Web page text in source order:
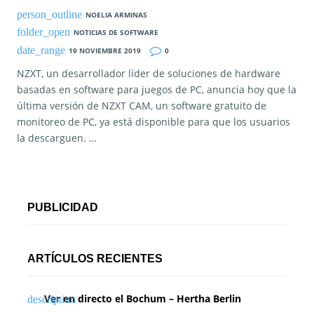
NOELIA ARMINAS
NOTICIAS DE SOFTWARE
19 NOVIEMBRE 2019
0
NZXT, un desarrollador líder de soluciones de hardware
basadas en software para juegos de PC, anuncia hoy que la
última versión de NZXT CAM, un software gratuito de
monitoreo de PC, ya está disponible para que los usuarios
la descarguen. …
PUBLICIDAD
ARTÍCULOS RECIENTES
Ver en directo el Bochum – Hertha Berlin